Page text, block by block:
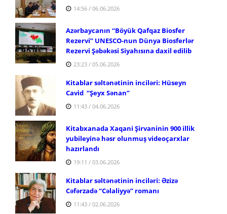
14:56 / 06.06.2026
Azərbaycanın “Böyük Qafqaz Biosfer
Rezervi” UNESCO-nun Dünya Biosferlər
Rezervi Şəbəkəsi Siyahısına daxil edilib
23:23 / 05.06.2026
Kitablar səltənətinin inciləri: Hüseyn
Cavid “Şeyx Sənan”
11:43 / 04.06.2026
Kitabxanada Xaqani Şirvaninin 900 illik
yubileyinə həsr olunmuş videoçarxlar
hazırlandı
19:11 / 03.06.2026
Kitablar səltənətinin inciləri: Əzizə
Cəfərzadə“Cəlaliyyə” romanı
11:43 / 02.06.2026